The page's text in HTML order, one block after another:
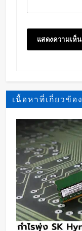
เนื้อหาที่เกี่ยวข้อง